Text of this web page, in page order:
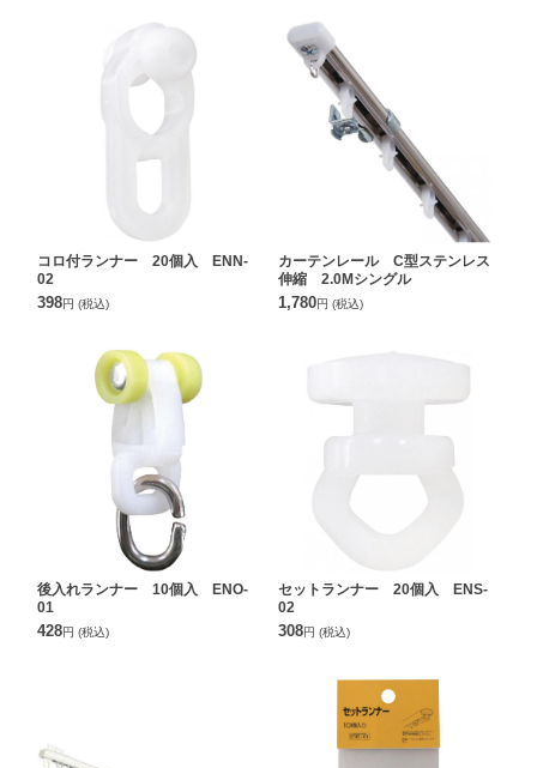
コロ付ランナー 20個入 ENN-
02
398円 (税込)
カーテンレール C型ステンレス
伸縮 2.0Mシングル
1,780円 (税込)
後入れランナー 10個入 ENO-
01
428円 (税込)
セットランナー 20個入 ENS-
02
308円 (税込)